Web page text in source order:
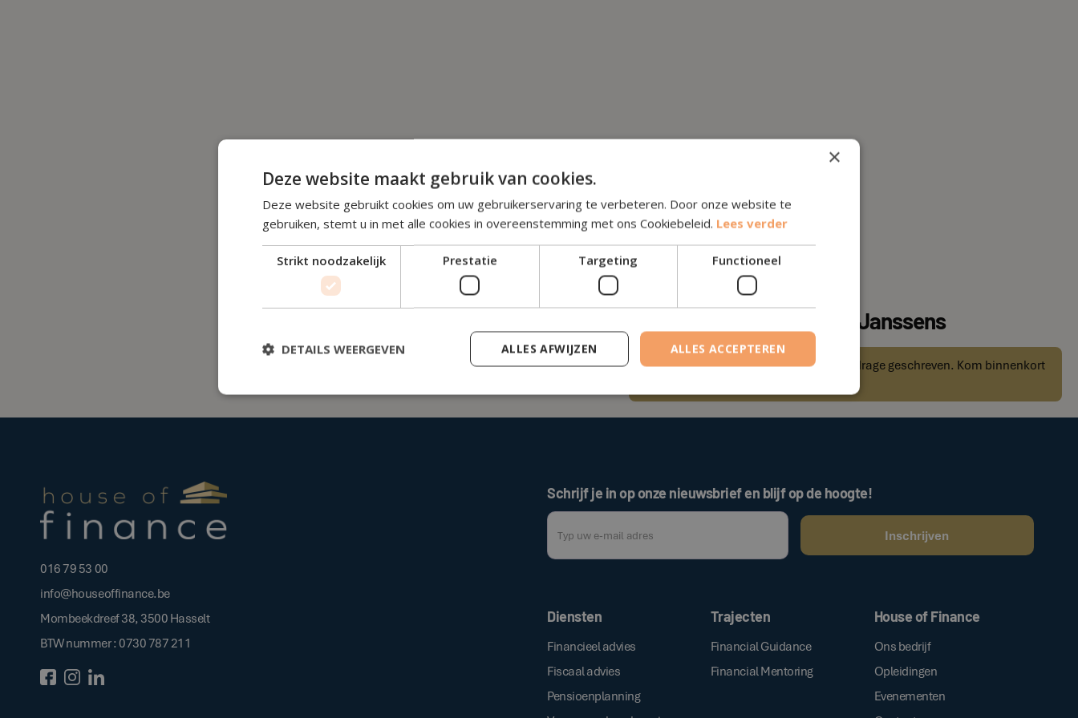
Jo Janssens
Voorlopig heeft deze auteur nog geen bijdrage geschreven. Kom binnenkort
016 79 53 00
info@houseoffinance.be
Mombeekdreef 38, 3500 Hasselt
BTW nummer : 0730 787 211
Schrijf je in op onze nieuwsbrief en blijf op de hoogte!
Diensten
Financieel advies
Fiscaal advies
Pensioenplanning
Trajecten
Financial Guidance
Financial Mentoring
House of Finance
Ons bedrijf
Opleidingen
Evenementen
×
Deze website maakt gebruik van cookies.
Deze website gebruikt cookies om uw gebruikerservaring te verbeteren. Door onze website te
gebruiken, stemt u in met alle cookies in overeenstemming met ons Cookiebeleid. Lees verder
Strikt noodzakelijk Prestatie Targeting Functioneel
ALLES ACCEPTEREN
ALLES AFWIJZEN
DETAILS WEERGEVEN